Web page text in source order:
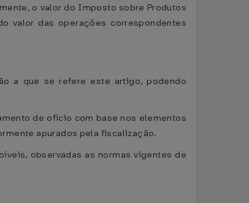
o valor do Imposto sobre Produtos
valor das operações correspondentes
a que se refere este artigo, podendo
de ofício com base nos elementos
apurados pela fiscalização.
observadas as normas vigentes de